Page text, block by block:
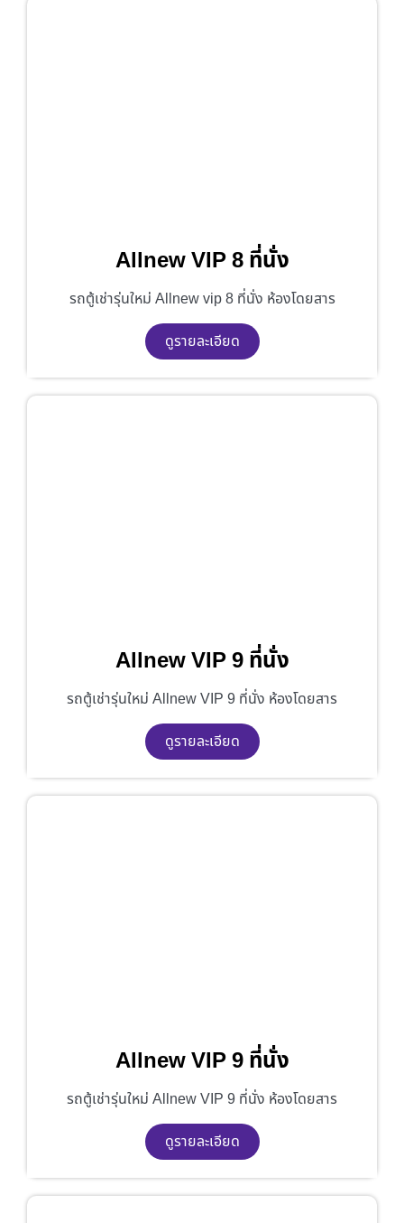
Allnew VIP 8 ที่นั่ง
รถตู้เช่ารุ่นใหม่ Allnew vip 8 ที่นั่ง ห้องโดยสาร
ดูรายละเอียด
Allnew VIP 9 ที่นั่ง
รถตู้เช่ารุ่นใหม่ Allnew VIP 9 ที่นั่ง ห้องโดยสาร
ดูรายละเอียด
Allnew VIP 9 ที่นั่ง
รถตู้เช่ารุ่นใหม่ Allnew VIP 9 ที่นั่ง ห้องโดยสาร
ดูรายละเอียด